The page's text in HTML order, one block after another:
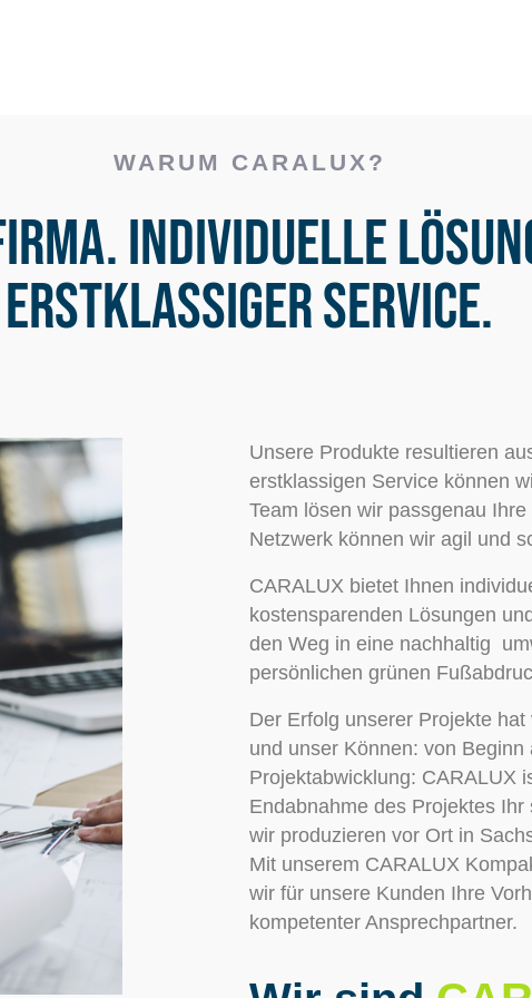
WARUM CARALUX?
Individuelle
Erstklassiger Service.
Unsere Produkte resultieren
erstklassigen Service können
Team lösen wir passgenau
Netzwerk können wir agil und
CARALUX bietet Ihnen
kostensparenden Lösungen
den Weg in eine nachhaltig
persönlichen grünen
Der Erfolg unserer Projekte
und unser Können: von
Projektabwicklung: CARALUX
Endabnahme des Projektes
wir produzieren vor Ort in
Mit unserem CARALUX
wir für unsere Kunden Ihre
kompetenter Ansprechpartner.